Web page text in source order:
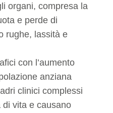
organi, compresa la
e perde di
rughe, lassità e
con l’aumento
anziana
clinici complessi
vita e causano